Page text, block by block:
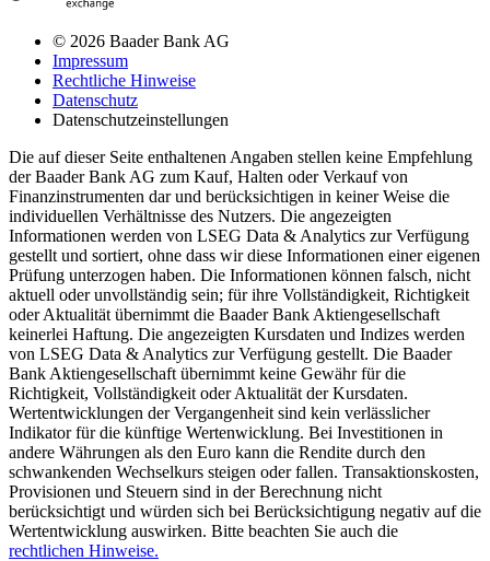
© 2026 Baader Bank AG
Impressum
Rechtliche Hinweise
Datenschutz
Datenschutzeinstellungen
Die auf dieser Seite enthaltenen Angaben stellen keine Empfehlung
der Baader Bank AG zum Kauf, Halten oder Verkauf von
Finanzinstrumenten dar und berücksichtigen in keiner Weise die
individuellen Verhältnisse des Nutzers. Die angezeigten
Informationen werden von LSEG Data & Analytics zur Verfügung
gestellt und sortiert, ohne dass wir diese Informationen einer eigenen
Prüfung unterzogen haben. Die Informationen können falsch, nicht
aktuell oder unvollständig sein; für ihre Vollständigkeit, Richtigkeit
oder Aktualität übernimmt die Baader Bank Aktiengesellschaft
keinerlei Haftung. Die angezeigten Kursdaten und Indizes werden
von LSEG Data & Analytics zur Verfügung gestellt. Die Baader
Bank Aktiengesellschaft übernimmt keine Gewähr für die
Richtigkeit, Vollständigkeit oder Aktualität der Kursdaten.
Wertentwicklungen der Vergangenheit sind kein verlässlicher
Indikator für die künftige Wertenwicklung. Bei Investitionen in
andere Währungen als den Euro kann die Rendite durch den
schwankenden Wechselkurs steigen oder fallen. Transaktionskosten,
Provisionen und Steuern sind in der Berechnung nicht
berücksichtigt und würden sich bei Berücksichtigung negativ auf die
Wertentwicklung auswirken. Bitte beachten Sie auch die
rechtlichen Hinweise.